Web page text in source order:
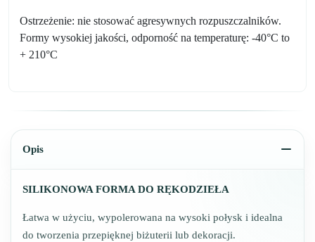
Ostrzeżenie: nie stosować agresywnych rozpuszczalników.
Formy wysokiej jakości, odporność na temperaturę: -40°C to
+ 210°C
Opis
SILIKONOWA FORMA DO RĘKODZIEŁA
Łatwa w użyciu, wypolerowana na wysoki połysk i idealna
do tworzenia przepięknej biżuterii lub dekoracji.